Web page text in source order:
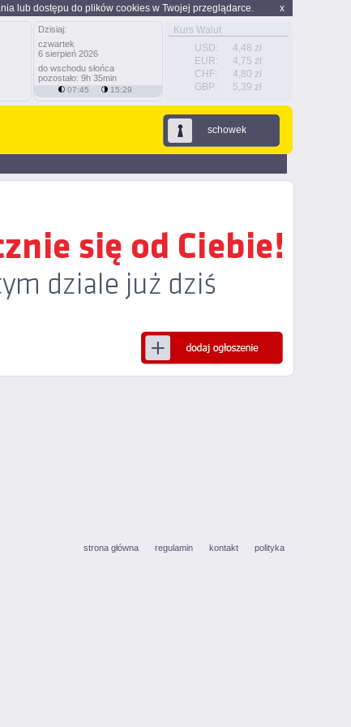
x
lub dostępu do plików cookies w Twojej przeglądarce.
Kurs Walut
USD:
4,48 zł
EUR:
4,75 zł
CHF:
4,80 zł
GBP:
5,39 zł
Dzisiaj:
czwartek
6 sierpień 2026
do wschodu słońca
pozostało: 9h 35min
07:45 15:29
schowek
strona główna regulamin kontakt polityka